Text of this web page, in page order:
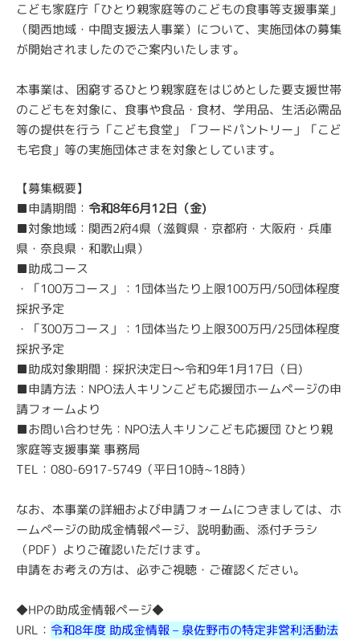
こども家庭庁「ひとり親家庭等のこどもの食事等支援事業」
（関西地域・中間支援法人事業）について、実施団体の募集
が開始されましたのでご案内いたします。
本事業は、困窮するひとり親家庭をはじめとした要支援世帯
のこどもを対象に、食事や食品・食材、学用品、生活必需品
等の提供を行う「こども食堂」「フードパントリー」「こど
も宅食」等の実施団体さまを対象としています。
【募集概要】
■申請期間： 令和8年6月12日（金)
■対象地域：関西2府4県（滋賀県・京都府・大阪府・兵庫
県・奈良県・和歌山県）
■助成コース
・「100万コース」： 1団体当たり上限100万円/50団体程度
採択予定
・「300万コース」： 1団体当たり上限300万円/25団体程度
採択予定
■助成対象期間：採択決定日～令和9年1月17日（日)
■申請方法： NPO法人キリンこども応援団ホームページの申
請フォームより
■お問い合わせ先： NPO法人キリンこども応援団 ひとり親
家庭等支援事業 事務局
TEL ： 080-6917-5749 （平日10時∼18時）
なお、本事業の詳細および申請フォームにつきましては、ホ
ームページの助成金情報ページ、説明動画、添付チラシ
（PDF）よりご確認いただけます。
申請をお考えの方は、必ずご視聴・ご確認ください。
◆HPの助成金情報ページ◆
URL ： 令和8年度 助成金情報 – 泉佐野市の特定非営利活動法